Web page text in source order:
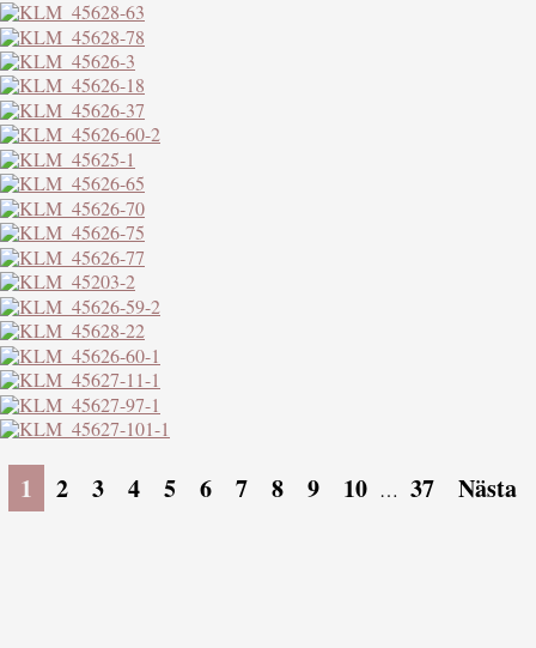
1 2 3 4 5 6 7 8 9 10 … 37 Nästa